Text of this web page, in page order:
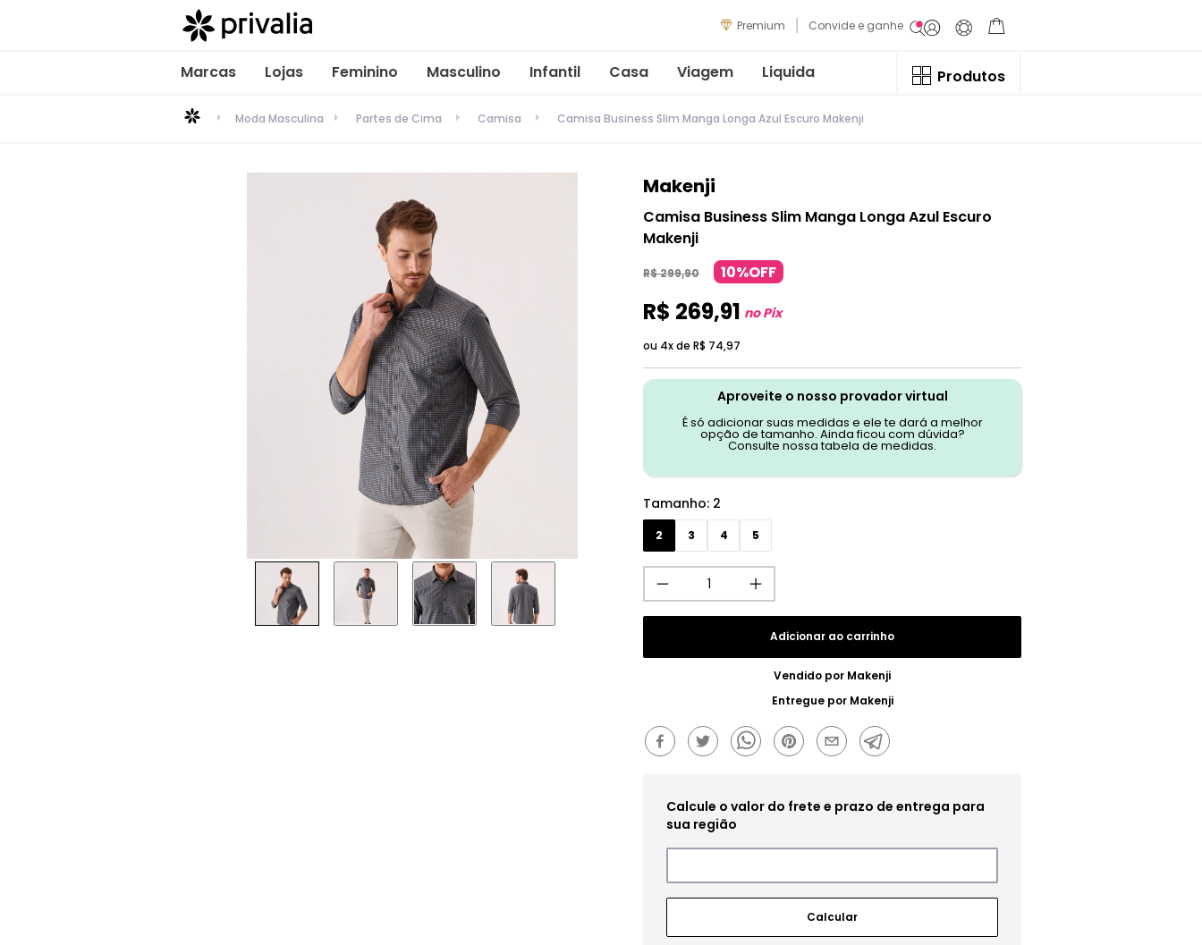
Premium Convide e ganhe
Marcas Lojas Feminino Masculino Infantil Casa Viagem Liquida Produtos
Moda Masculina Partes de Cima Camisa Camisa Business Slim Manga Longa Azul Escuro Makenji
Makenji
Camisa Business Slim Manga Longa Azul Escuro
Makenji
R$299,90 10%OFF
R$ 269,91 no Pix
ou 4x de R$ 74,97
Aproveite o nosso provador virtual
É só adicionar suas medidas e ele te dará a melhor
opção de tamanho. Ainda ficou com dúvida?
Consulte nossa tabela de medidas.
Tamanho: 2
2 3 4 5
Adicionar ao carrinho
Vendido por Makenji
Entregue por Makenji